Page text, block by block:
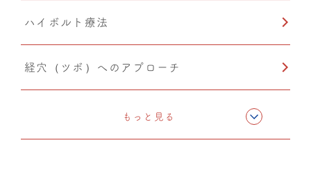
ハイボルト療法
経穴（ツボ）へのアプローチ
もっと見る